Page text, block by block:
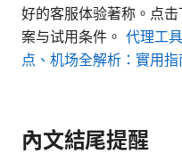
好的客服体验著称。点
案与试用条件。 代理工
点、机场全解析：實用
內文結尾提醒